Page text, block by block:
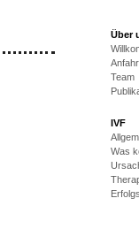
Über
Team
IVF
Was